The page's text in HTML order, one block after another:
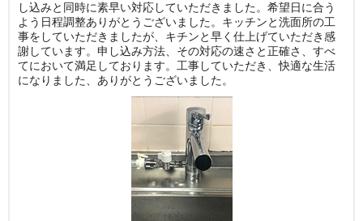
し込みと同時に素早い対応していただきました。希望日に合う
よう日程調整ありがとうございました。キッチンと洗面所の工
事をしていただきましたが、キチンと早く仕上げていただき感
謝しています。申し込み方法、その対応の速さと正確さ、すべ
てにおいて満足しております。工事していただき、快適な生活
になりました、ありがとうございました。